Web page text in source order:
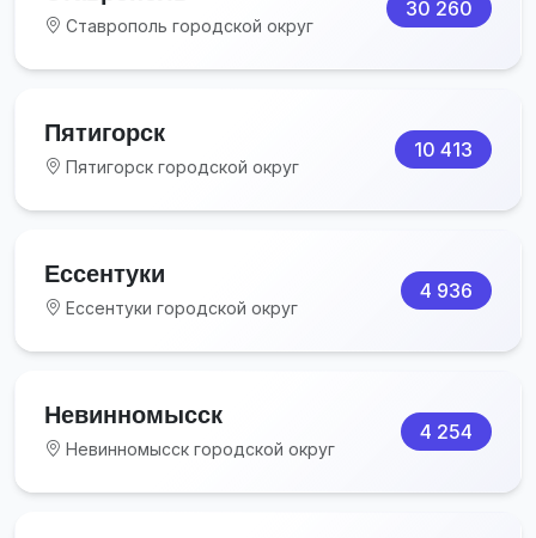
Ставрополь городской округ
30 260
Пятигорск
Пятигорск городской округ
10 413
Ессентуки
Ессентуки городской округ
4 936
Невинномысск
Невинномысск городской округ
4 254